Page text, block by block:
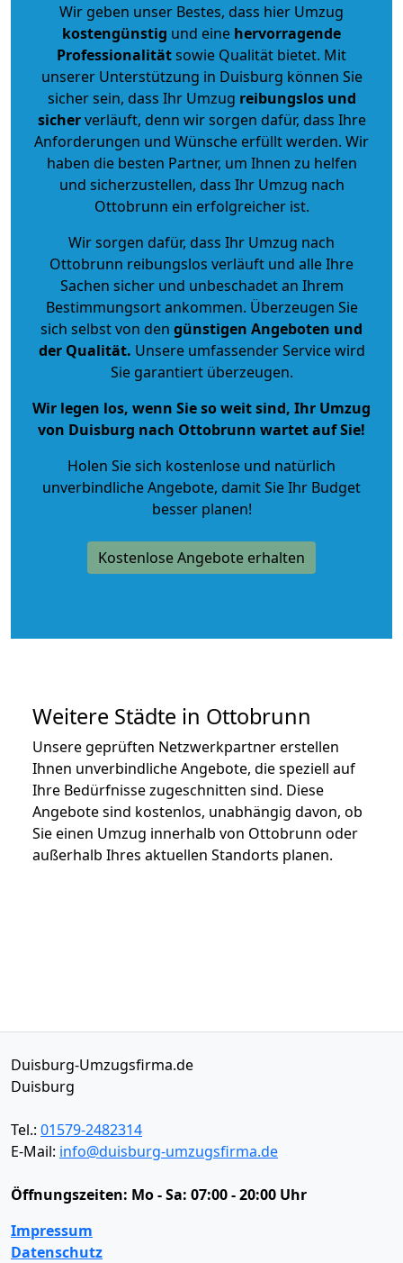
Wir geben unser Bestes, dass hier Umzug
kostengünstig und eine hervorragende
Professionalitätsowie Qualität bietet. Mit
unserer Unterstützung in Duisburg können Sie
sicher sein, dass Ihr Umzug reibungslos und
sicherverläuft, denn wir sorgen dafür, dass Ihre
Anforderungen und Wünsche erfüllt werden. Wir
haben die besten Partner, um Ihnen zu helfen
und sicherzustellen, dass Ihr Umzug nach
Ottobrunn ein erfolgreicher ist.
Wir sorgen dafür, dass Ihr Umzug nach
Ottobrunn reibungslos verläuft und alle Ihre
Sachen sicher und unbeschadet an Ihrem
Bestimmungsort ankommen. Überzeugen Sie
sich selbst von den günstigen Angeboten und
der Qualität. Unsere umfassender Service wird
Sie garantiert überzeugen.
Wir legen los, wenn Sie so weit sind, Ihr Umzug
von Duisburg nach Ottobrunn wartet auf Sie!
Holen Sie sich kostenlose und natürlich
unverbindliche Angebote, damit Sie Ihr Budget
besser planen!
Kostenlose Angebote erhalten
Weitere Städte in Ottobrunn
Unsere geprüften Netzwerkpartner erstellen
Ihnen unverbindliche Angebote, die speziell auf
Ihre Bedürfnisse zugeschnitten sind. Diese
Angebote sind kostenlos, unabhängig davon, ob
Sie einen Umzug innerhalb von Ottobrunn oder
außerhalb Ihres aktuellen Standorts planen.
Duisburg-Umzugsfirma.de
Duisburg
Tel.: 01579-2482314
E-Mail: info@duisburg-umzugsfirma.de
Öffnungszeiten: Mo - Sa: 07:00 - 20:00 Uhr
Impressum
Datenschutz